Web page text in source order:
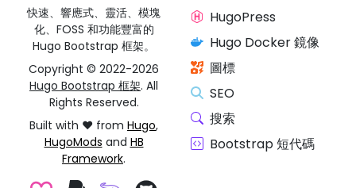
快速、響應式、靈活、模塊
化、FOSS 和功能豐富的
Hugo Bootstrap 框架。
Copyright © 2022-2026
Hugo Bootstrap 框架. All
Rights Reserved.
Built with ❤️ from Hugo,
HugoMods and HB
Framework.
HugoPress
Hugo Docker 鏡像
圖標
SEO
搜索
Bootstrap 短代碼